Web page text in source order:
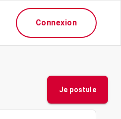
Connexion
Je postule